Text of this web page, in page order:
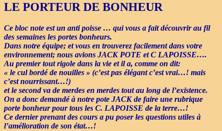
LE PORTEUR DE BONHEUR
Ce bloc note est un anti poisse … qui vous a fait découvrir au fil
des semaines les portes bonheurs.
Dans notre équipe; et vous en trouverez facilement dans votre
environnement; nous avions JACK POTE et C LAPOISSE….
Au premier tout rigole dans la vie et il a, comme on dit:
« le cul bordé de nouilles » (c’est pas élégant c’est vrai…! mais
c’est nourrissant…!)
et le second va de merdes en merdes tout au long de l’existence.
On a donc demandé à notre pote JACK de faire une rubrique
porte bonheur pour tous les C. LAPOISSE de la terre…!
Ce dernier prenant des cours a pu poser les questions utiles à
l’amélioration de son état…!